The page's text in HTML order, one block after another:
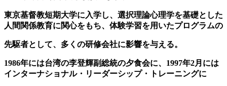
東京基督教短期大学に入学し、選択理論心理学を基礎とした
人間関係教育に関心をもち、体験学習を用いたプログラムの
先駆者として、 多くの研修会社に影響を与える。
1986年には台湾の李登輝副総統の夕食会に、1997年2月には
インターナショナル・リーダーシップ・トレーニングに